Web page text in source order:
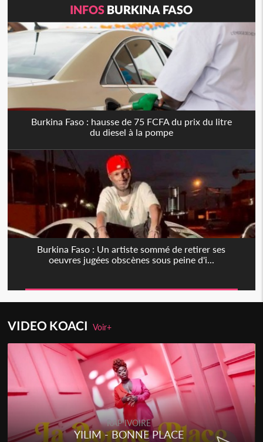
INFOS BURKINA FASO
Burkina Faso : hausse de 75 FCFA du prix du litre
du diesel à la pompe
Burkina Faso : Un artiste sommé de retirer ses
oeuvres jugées obscènes sous peine d'i...
VIDEO KOACIVoir+
RAP IVOIRE
YILIM - BONNE PLACE